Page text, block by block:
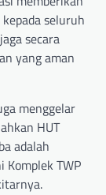
seluruh
secara
yang aman
menggelar
HUT
adalah
TWP